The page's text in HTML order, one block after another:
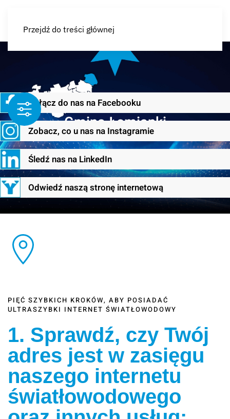
Przejdź do treści głównej
Gmina Łomianki
PIĘĆ SZYBKICH KROKÓW, ABY POSIADAĆ
ULTRASZYBKI INTERNET ŚWIATŁOWODOWY
1. Sprawdź, czy Twój
adres jest w zasięgu
naszego internetu
światłowodowego
Dołącz do nas na Facebooku
Zobacz, co u nas na Instagramie
Śledź nas na LinkedIn
Odwiedź naszą stronę internetową